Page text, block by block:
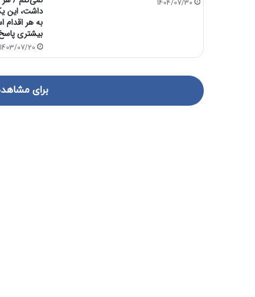
1404/07/30
داشت، این
به هر اقدام
بیشتری
1403/07/20
برای